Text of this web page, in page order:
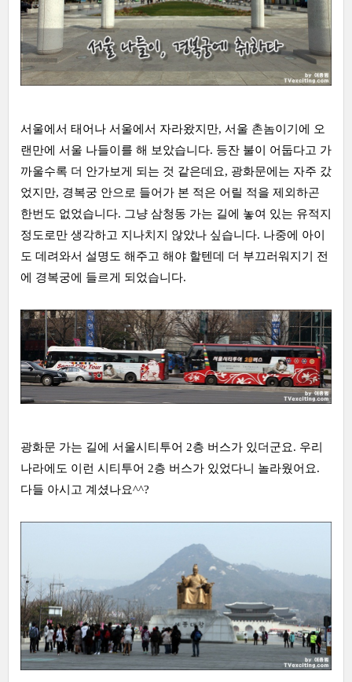
서울에서 태어나 서울에서 자라왔지만, 서울 촌놈이기에 오
랜만에 서울 나들이를 해 보았습니다. 등잔 불이 어둡다고 가
까울수록 더 안가보게 되는 것 같은데요, 광화문에는 자주 갔
었지만, 경복궁 안으로 들어가 본 적은 어릴 적을 제외하곤
한번도 없었습니다. 그냥 삼청동 가는 길에 놓여 있는 유적지
정도로만 생각하고 지나치지 않았나 싶습니다. 나중에 아이
도 데려와서 설명도 해주고 해야 할텐데 더 부끄러워지기 전
에 경복궁에 들르게 되었습니다.
광화문 가는 길에 서울시티투어 2층 버스가 있더군요. 우리
나라에도 이런 시티투어 2층 버스가 있었다니 놀라웠어요.
다들 아시고 계셨나요^^?